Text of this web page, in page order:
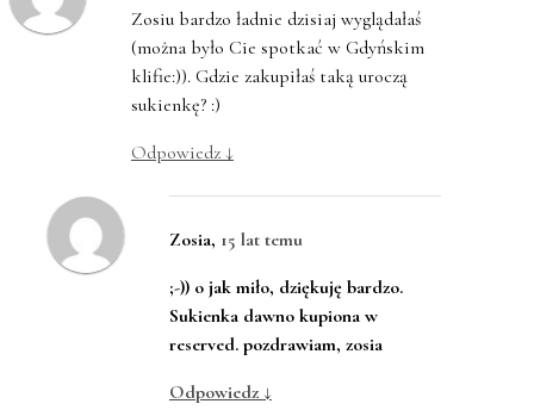
Zosiu bardzo ładnie dzisiaj wyglądałaś
(można było Cie spotkać w Gdyńskim
klifie:)). Gdzie zakupiłaś taką uroczą
sukienkę? :)
Odpowiedz ↓
Zosia, 15 lat temu
;-)) o jak miło, dziękuję bardzo.
Sukienka dawno kupiona w
reserved. pozdrawiam, zosia
Odpowiedz ↓